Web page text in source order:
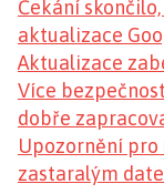
Čekání
aktualizace
Aktualizace
Více
dobře
Upozornění pro
zastaralým